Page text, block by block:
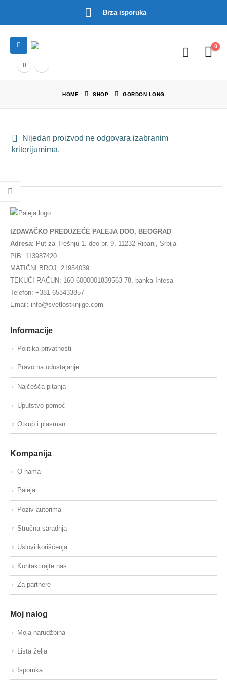
Brza isporuka
0
HOME SHOP GORDON LONG
Nijedan proizvod ne odgovara izabranim
kriterijumima.
IZDAVAČKO PREDUZEĆE PALEJA DOO, BEOGRAD
Adresa: Put za Trešnju 1. deo br. 9, 11232 Ripanj, Srbija
PIB: 113987420
MATIČNI BROJ: 21954039
TEKUĆI RAČUN: 160-6000001839563-78, banka Intesa
Telefon: +381 653433857
Email: info@svetlostknjige.com
Informacije
Politika privatnosti
Pravo na odustajanje
Najčešća pitanja
Uputstvo-pomoć
Otkup i plasman
Kompanija
O nama
Paleja
Poziv autorima
Stručna saradnja
Uslovi korišćenja
Kontaktirajte nas
Za partnere
Moj nalog
Moja narudžbina
Lista želja
Isporuka